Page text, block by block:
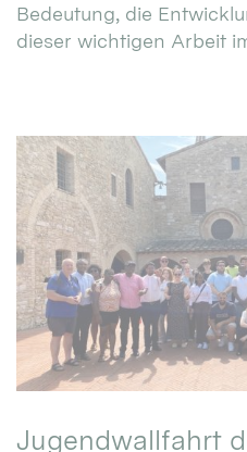
Bedeutung, die
dieser wichtigen Arbeit
Jugendwallfahrt